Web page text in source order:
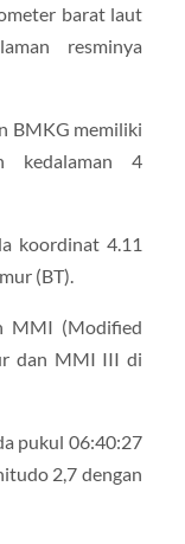
barat laut
resminya
BMKG memiliki
kedalaman 4
koordinat 4.11
(BT).
MMI (Modified
dan MMI III di
pukul 06:40:27
2,7 dengan